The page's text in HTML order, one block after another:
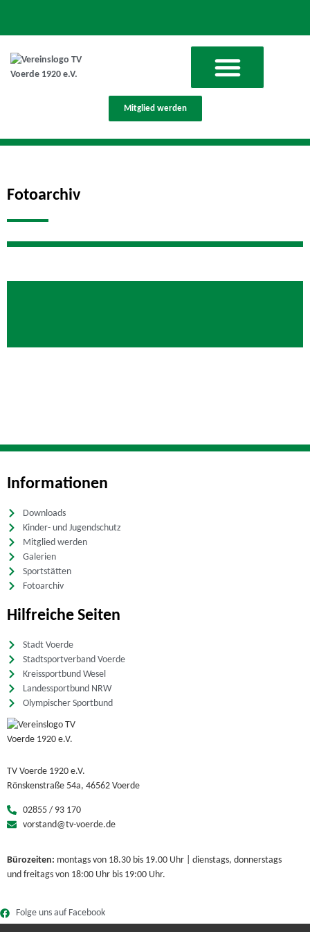
Mitglied werden
Fotoarchiv
Informationen
Downloads
Kinder- und Jugendschutz
Mitglied werden
Galerien
Sportstätten
Fotoarchiv
Hilfreiche Seiten
Stadt Voerde
Stadtsportverband Voerde
Kreissportbund Wesel
Landessportbund NRW
Olympischer Sportbund
TV Voerde 1920 e.V.
Rönskenstraße 54a, 46562 Voerde
02855 / 93 170
vorstand@tv-voerde.de
Bürozeiten: montags von 18.30 bis 19.00 Uhr | dienstags, donnerstags
und freitags von 18:00 Uhr bis 19:00 Uhr.
Folge uns auf Facebook